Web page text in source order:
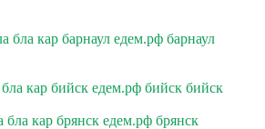
бла кар барнаул едем.рф барнаул
кар бийск едем.рф бийск бийск
бла кар брянск едем.рф брянск